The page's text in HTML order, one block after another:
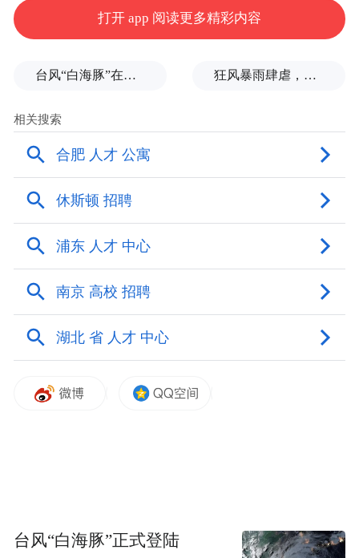
纪律，品行端正，身体健康。
贯彻公开、平等、竞争、择优的原则，坚持
德才兼备的用人标准，按照下列程序进行招
聘。
（一）发布招聘信息
通过开化县人民政府网（开化县人力资源和
社会保障局
https://www.kaihua.gov.cn/col/col1229553694/
名无效。
打开 app 阅读更多精彩内容
台风“白海豚”在浙江玉环登陆，大片树木被吹倒 狂风暴雨肆虐，台州一家电厂遭受猛烈冲击
台风“白海豚”正式登陆